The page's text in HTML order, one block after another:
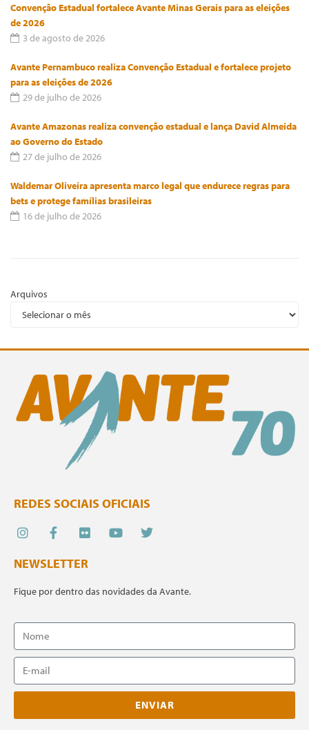
Convenção Estadual fortalece Avante Minas Gerais para as eleições
de 2026
3 de agosto de 2026
Avante Pernambuco realiza Convenção Estadual e fortalece projeto
para as eleições de 2026
29 de julho de 2026
Avante Amazonas realiza convenção estadual e lança David Almeida
ao Governo do Estado
27 de julho de 2026
Waldemar Oliveira apresenta marco legal que endurece regras para
bets e protege famílias brasileiras
16 de julho de 2026
Arquivos
REDES SOCIAIS OFICIAIS
NEWSLETTER
Fique por dentro das novidades da Avante.
ENVIAR